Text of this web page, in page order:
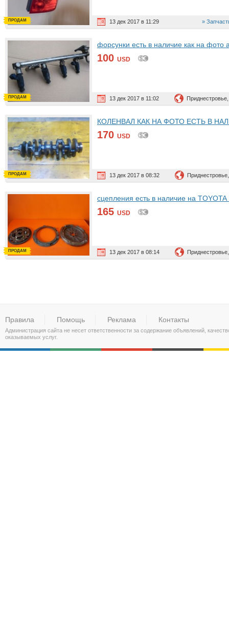
13 дек 2017 в 11:29
ПРОДАМ
форсунки есть в наличие как на фото
100 USD
13 дек 2017 в 11:02
ПРОДАМ
КОЛЕНВАЛ КАК НА ФОТО ЕСТЬ В
170 USD
13 дек 2017 в 08:32 Приднестровье,
ПРОДАМ
сцепления есть в наличие на
165 USD
13 дек 2017 в 08:14 Приднестровье,
ПРОДАМ
Правила Помощь Реклама Контакты
Администрация сайта не несет ответственности за содержание объявлений,
оказываемых услуг.